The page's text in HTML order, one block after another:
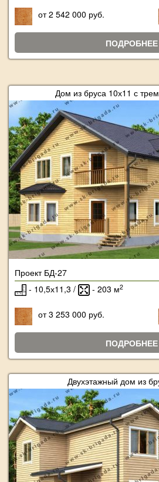
от 2 542 000 руб.
ПОДРОБНЕЕ
Дом из бруса 10х11 с
Проект БД-27
- 10,5х11,3 /
- 203 м2
от 3 253 000 руб.
ПОДРОБНЕЕ
Двухэтажный дом из